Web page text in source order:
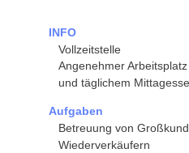
INFO
Vollzeitstelle
Angenehmer
und täglichem
Aufgaben
Betreuung von
Wiederverkäufern